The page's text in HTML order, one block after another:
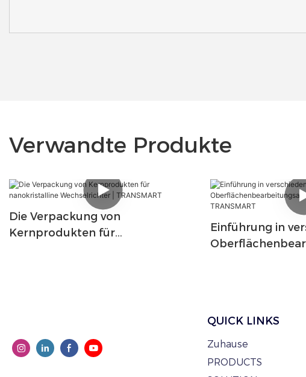
Verwandte Produkte
Die Verpackung von
Kernprodukten für
Einführung in
QUICK LINKS
Zuhause
PRODUCTS